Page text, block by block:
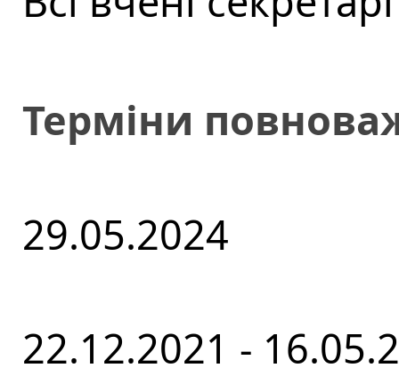
Терміни
29.05.2024
22.12.2021 -